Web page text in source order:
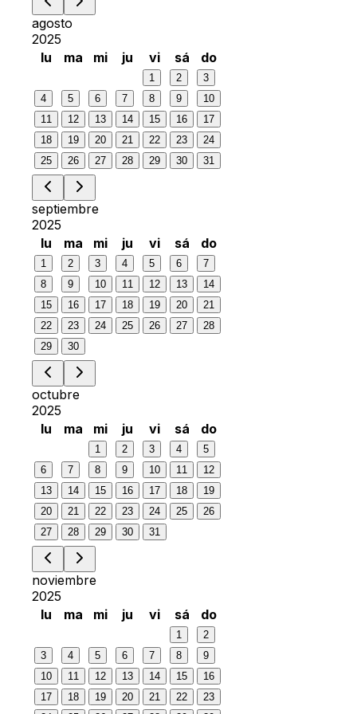
agosto
2025
lu
ma mi ju vi sá do
1 2
3
4
5 6 7 8 9
10
11
12 13 14 15 16
17
18
19 20 21 22 23
24
25
26 27 28 29 30 31
septiembre
2025
lu
ma mi ju vi sá do
1 2 3 4 5 6
7
8
9 10 11 12 13
14
15
16 17 18 19 20
21
22
23 24 25 26 27
28
29
30
octubre
2025
lu
ma mi ju vi sá do
1 2 3 4
5
6
7 8 9 10 11
12
13
14 15 16 17 18
19
20
21 22 23 24 25
26
27
28 29 30 31
noviembre
2025
lu
ma mi ju vi sá do
1
2
3
4 5 6 7 8
9
10
11 12 13 14 15
16
17
18 19 20 21 22
23